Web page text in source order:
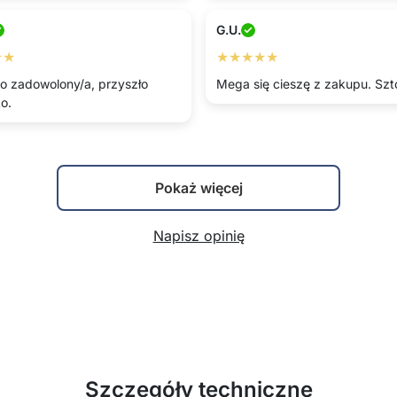
zadowolony/a, przyszło
G.U.
★★★★★
Mega się cieszę z zakupu.
Pokaż więcej
Napisz opinię
Szczegóły techniczne